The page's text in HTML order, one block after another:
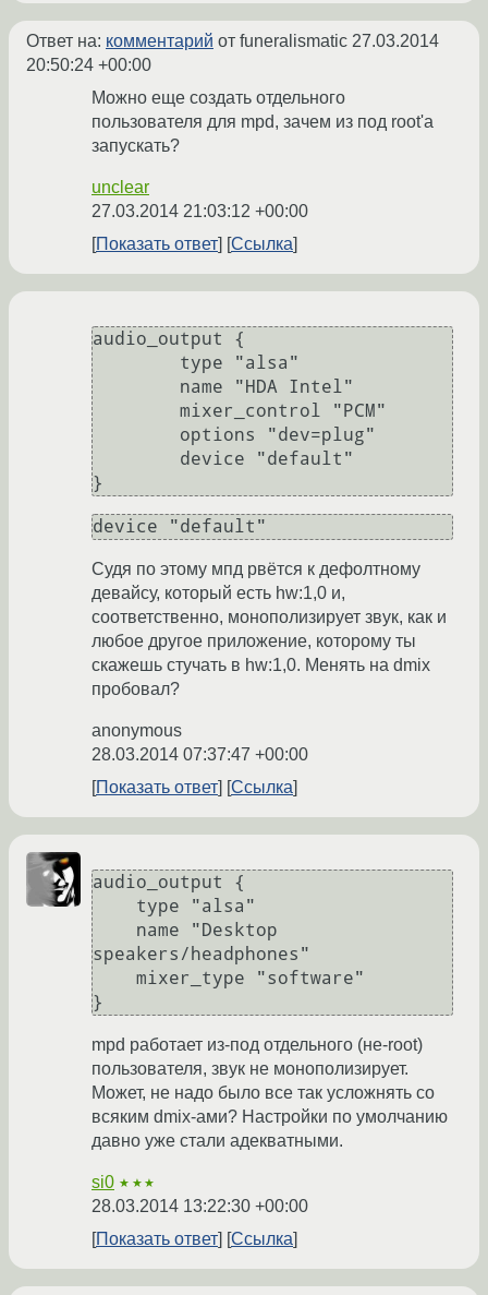
Ответ на: комментарий от funeralismatic 27.03.2014
20:50:24 +00:00
Можно еще создать отдельного
пользователя для mpd, зачем из под root'а
запускать?
unclear
27.03.2014 21:03:12 +00:00
Показать ответ
Ссылка
audio_output {
}
device "default"
Судя по этому мпд рвётся к дефолтному
девайсу, который есть hw:1,0 и,
соответственно, монополизирует звук, как и
любое другое приложение, которому ты
скажешь стучать в hw:1,0. Менять на dmix
пробовал?
anonymous
28.03.2014 07:37:47 +00:00
Показать ответ
Ссылка
audio_output {
speakers/headphones"
}
mpd работает из-под отдельного (не-root)
пользователя, звук не монополизирует.
Может, не надо было все так усложнять со
всяким dmix-ами? Настройки по умолчанию
давно уже стали адекватными.
si0 ★★★
28.03.2014 13:22:30 +00:00
Показать ответ
Ссылка